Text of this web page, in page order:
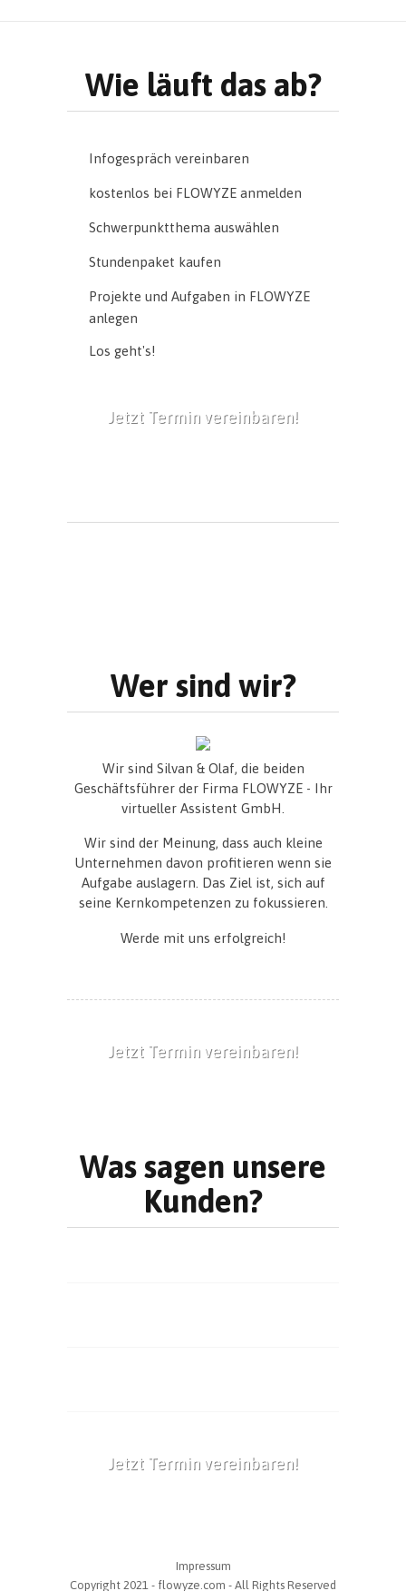
Wie läuft das ab?
Infogespräch vereinbaren
kostenlos bei FLOWYZE anmelden
Schwerpunktthema auswählen
Stundenpaket kaufen
Projekte und Aufgaben in FLOWYZE
anlegen
Los geht's!
Jetzt Termin vereinbaren!
Wer sind wir?
Wir sind Silvan & Olaf, die beiden
Geschäftsführer der Firma FLOWYZE - Ihr
virtueller Assistent GmbH.
Wir sind der Meinung, dass auch kleine
Unternehmen davon profitieren wenn sie
Aufgabe auslagern. Das Ziel ist, sich auf
seine Kernkompetenzen zu fokussieren.
Werde mit uns erfolgreich!
Jetzt Termin vereinbaren!
Was sagen unsere
Kunden?
Jetzt Termin vereinbaren!
Impressum
Copyright 2021 - flowyze.com - All Rights Reserved